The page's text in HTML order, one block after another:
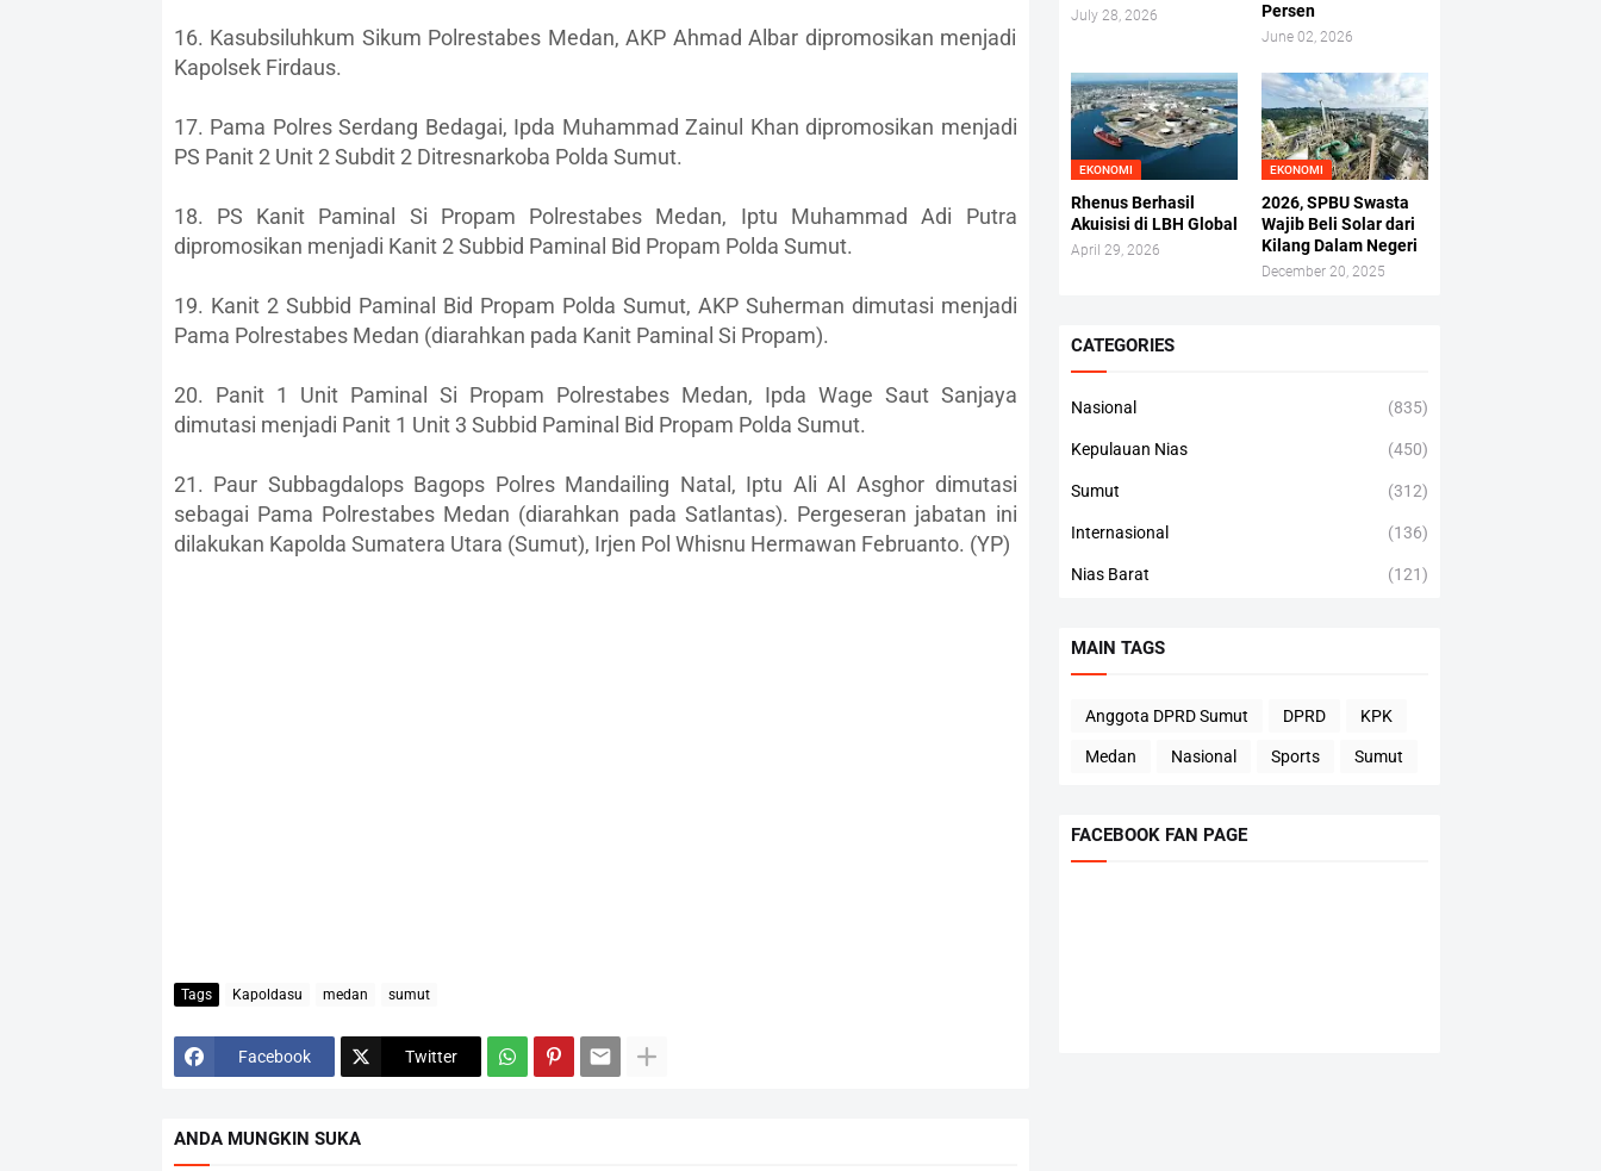
16. Kasubsiluhkum Sikum Polrestabes Medan, AKP Ahmad Albar dipromosikan menjadi
Kapolsek Firdaus.
17. Pama Polres Serdang Bedagai, Ipda Muhammad Zainul Khan dipromosikan menjadi
PS Panit 2 Unit 2 Subdit 2 Ditresnarkoba Polda Sumut.
18. PS Kanit Paminal Si Propam Polrestabes Medan, Iptu Muhammad Adi Putra
dipromosikan menjadi Kanit 2 Subbid Paminal Bid Propam Polda Sumut.
19. Kanit 2 Subbid Paminal Bid Propam Polda Sumut, AKP Suherman dimutasi menjadi
Pama Polrestabes Medan (diarahkan pada Kanit Paminal Si Propam).
20. Panit 1 Unit Paminal Si Propam Polrestabes Medan, Ipda Wage Saut Sanjaya
dimutasi menjadi Panit 1 Unit 3 Subbid Paminal Bid Propam Polda Sumut.
21. Paur Subbagdalops Bagops Polres Mandailing Natal, Iptu Ali Al Asghor dimutasi
sebagai Pama Polrestabes Medan (diarahkan pada Satlantas). Pergeseran jabatan ini
dilakukan Kapolda Sumatera Utara (Sumut), Irjen Pol Whisnu Hermawan Februanto. (YP)
Tags Kapoldasu medan sumut
Facebook Twitter
ANDA MUNGKIN SUKA
July 28, 2026
Persen
June 02, 2026
EKONOMI
Rhenus Berhasil
Akuisisi di LBH Global
April 29, 2026
EKONOMI
2026, SPBU Swasta
Wajib Beli Solar dari
Kilang Dalam Negeri
December 20, 2025
CATEGORIES
Nasional (835)
Kepulauan Nias (450)
Sumut (312)
Internasional (136)
Nias Barat (121)
MAIN TAGS
Anggota DPRD Sumut DPRD KPK
Medan Nasional Sports Sumut
FACEBOOK FAN PAGE